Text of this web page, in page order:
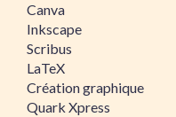
Canva
Inkscape
Scribus
LaTeX
Création graphique
Quark Xpress